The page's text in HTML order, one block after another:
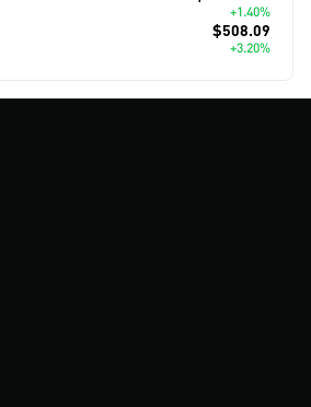
+1.40%
$508.09
+3.20%